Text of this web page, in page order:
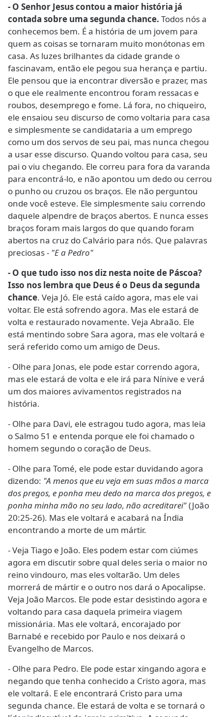
- O Senhor Jesus contou a maior história já
contada sobre uma segunda chance. Todos nós a
conhecemos bem. É a história de um jovem para
quem as coisas se tornaram muito monótonas em
casa. As luzes brilhantes da cidade grande o
fascinavam, então ele pegou sua herança e partiu.
Ele pensou que ia encontrar diversão e prazer, mas
o que ele realmente encontrou foram ressacas e
roubos, desemprego e fome. Lá fora, no chiqueiro,
ele ensaiou seu discurso de como voltaria para casa
e simplesmente se candidataria a um emprego
como um dos servos de seu pai, mas nunca chegou
a usar esse discurso. Quando voltou para casa, seu
pai o viu chegando. Ele correu para fora da varanda
para encontrá-lo, e não apontou um dedo ou cerrou
o punho ou cruzou os braços. Ele não perguntou
onde você esteve. Ele simplesmente saiu correndo
daquele alpendre de braços abertos. E nunca esses
braços foram mais largos do que quando foram
abertos na cruz do Calvário para nós. Que palavras
preciosas - "E a Pedro"
- O que tudo isso nos diz nesta noite de Páscoa?
Isso nos lembra que Deus é o Deus da segunda
chance. Veja Jó. Ele está caído agora, mas ele vai
voltar. Ele está sofrendo agora. Mas ele estará de
volta e restaurado novamente. Veja Abraão. Ele
está mentindo sobre Sara agora, mas ele voltará e
será referido como um amigo de Deus.
- Olhe para Jonas, ele pode estar correndo agora,
mas ele estará de volta e ele irá para Nínive e verá
um dos maiores avivamentos registrados na
história.
- Olhe para Davi, ele estragou tudo agora, mas leia
o Salmo 51 e entenda porque ele foi chamado o
homem segundo o coração de Deus.
- Olhe para Tomé, ele pode estar duvidando agora
dizendo: "A menos que eu veja em suas mãos a marca
dos pregos, e ponha meu dedo na marca dos pregos, e
ponha minha mão no seu lado, não acreditarei"(João
20:25-26). Mas ele voltará e acabará na Índia
encontrando a morte de um mártir.
- Veja Tiago e João. Eles podem estar com ciúmes
agora em discutir sobre qual deles seria o maior no
reino vindouro, mas eles voltarão. Um deles
morrerá de mártir e o outro nos dará o Apocalipse.
Veja João Marcos. Ele pode estar desistindo agora e
voltando para casa daquela primeira viagem
missionária. Mas ele voltará, encorajado por
Barnabé e recebido por Paulo e nos deixará o
Evangelho de Marcos.
- Olhe para Pedro. Ele pode estar xingando agora e
negando que tenha conhecido a Cristo agora, mas
ele voltará. E ele encontrará Cristo para uma
segunda chance. Ele estará de volta e se tornará o